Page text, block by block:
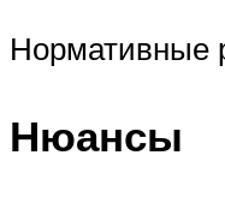
Нормативные
Нюансы